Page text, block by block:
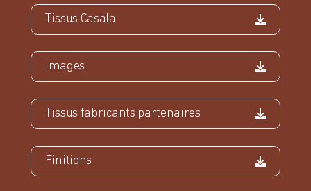
Tissus Casala
Images
Tissus fabricants partenaires
Finitions